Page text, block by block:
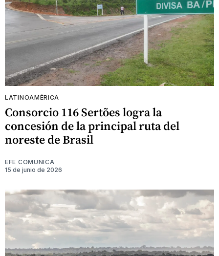
LATINOAMÉRICA
Consorcio 116 Sertões logra la
concesión de la principal ruta del
noreste de Brasil
EFE COMUNICA
15 de junio de 2026